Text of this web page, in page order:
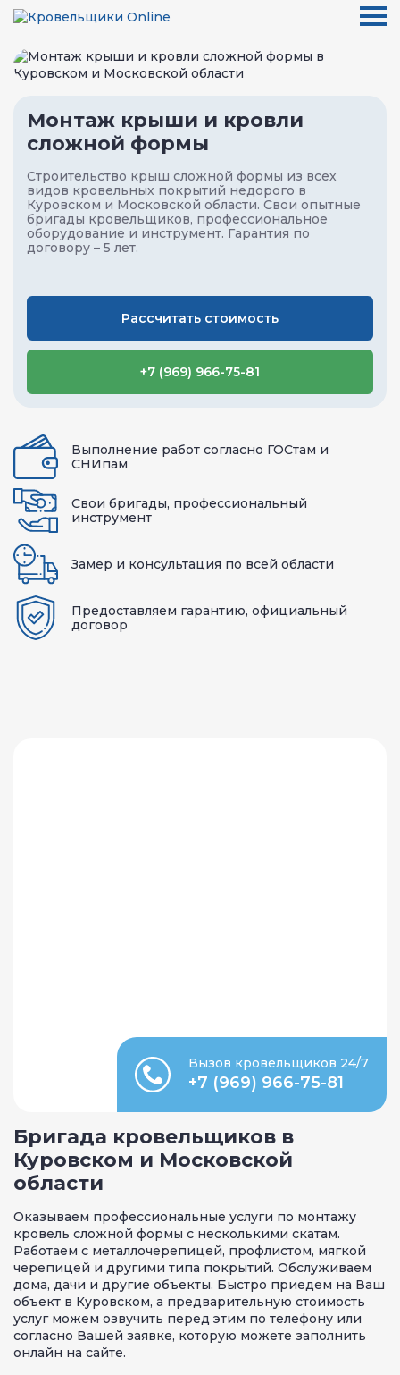
Монтаж крыши и кровли
сложной формы
Строительство крыш сложной формы из всех
видов кровельных покрытий недорого в
Куровском и Московской области. Свои опытные
бригады кровельщиков, профессиональное
оборудование и инструмент. Гарантия по
договору – 5 лет.
Рассчитать стоимость
+7 (969) 966-75-81
Выполнение работ согласно ГОСтам и
СНИпам
Свои бригады, профессиональный
инструмент
Замер и консультация по всей области
Предоставляем гарантию, официальный
договор
Вызов кровельщиков 24/7
+7 (969) 966-75-81
Бригада кровельщиков в
Куровском и Московской
области
Оказываем профессиональные услуги по монтажу
кровель сложной формы с несколькими скатам.
Работаем с металлочерепицей, профлистом, мягкой
черепицей и другими типа покрытий. Обслуживаем
дома, дачи и другие объекты. Быстро приедем на Ваш
объект в Куровском, а предварительную стоимость
услуг можем озвучить перед этим по телефону или
согласно Вашей заявке, которую можете заполнить
онлайн на сайте.